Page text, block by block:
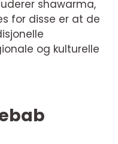
shawarma,
for disse er at de
og kulturelle